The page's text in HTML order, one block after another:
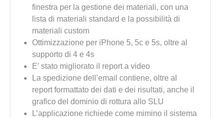
finestra per la gestione dei materiali, con una
lista di materiali standard e la possibilità di
materiali custom
Ottimizzazione per iPhone 5, 5c e 5s, oltre al
supporto di 4 e 4s
E’ stato migliorato il report a video
La spedizione dell’email contiene, oltre al
report formattato dei dati e dei risultati, anche il
grafico del dominio di rottura allo SLU
L’applicazione richiede come mimino il sistema